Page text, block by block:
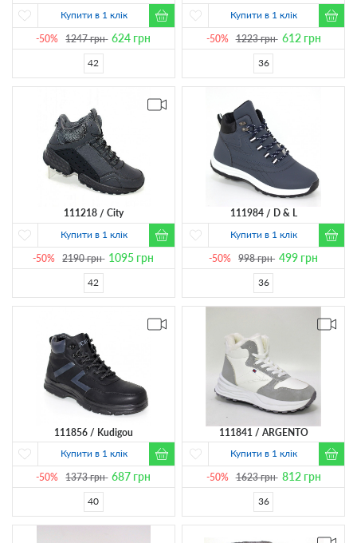
Купити в 1 клік
-50% 1247грн 624 грн
42
Купити в 1 клік
-50% 1223грн 612грн
36
111218
City
Купити в 1 клік
-50% 2190грн 1095 грн
42
111984
D & L
Купити в 1 клік
-50% 998грн 499 грн
36
111856
Kudigou
Купити в 1 клік
-50% 1373грн 687 грн
40
111841
ARGENTO
Купити в 1 клік
-50% 1623грн 812грн
36